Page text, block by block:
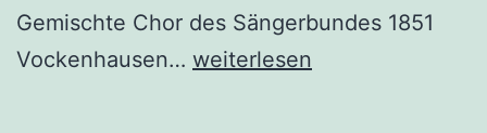
Gemischte Chor des Sängerbundes 1851
Vockenhausen… Besuch
weiterlesen